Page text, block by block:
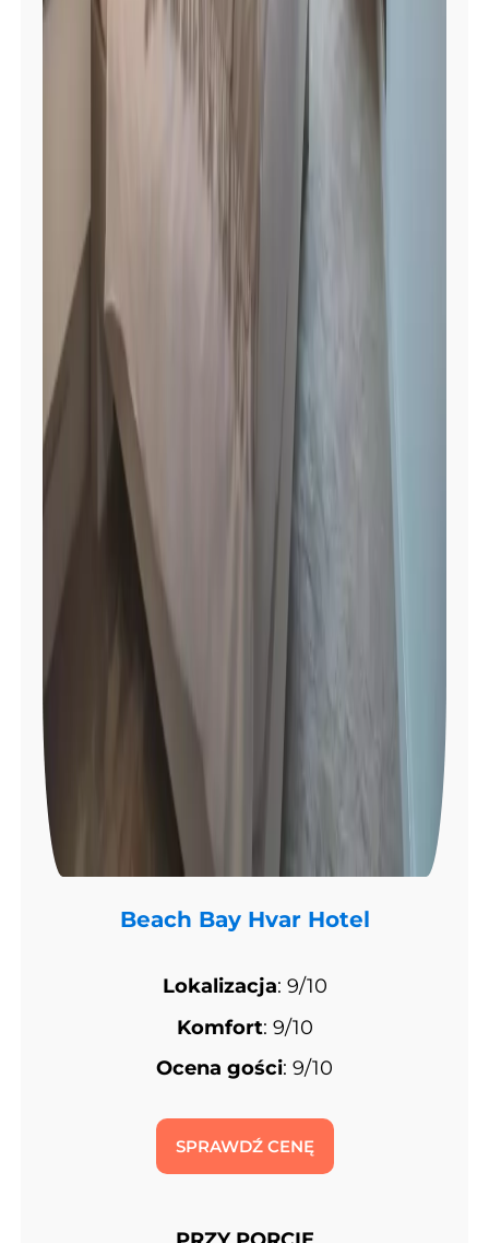
Beach Bay Hvar Hotel
Lokalizacja: 9/10
Komfort: 9/10
Ocena gości: 9/10
SPRAWDŹ CENĘ